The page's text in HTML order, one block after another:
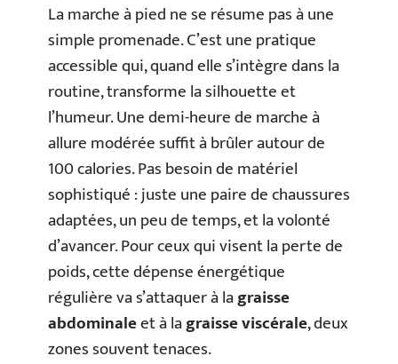
La marche à pied ne se résume pas à une
simple promenade. C’est une pratique
accessible qui, quand elle s’intègre dans la
routine, transforme la silhouette et
l’humeur. Une demi-heure de marche à
allure modérée suffit à brûler autour de
100 calories. Pas besoin de matériel
sophistiqué : juste une paire de chaussures
adaptées, un peu de temps, et la volonté
d’avancer. Pour ceux qui visent la perte de
poids, cette dépense énergétique
régulière va s’attaquer à lagraisse
abdominaleet à lagraisse viscérale, deux
zones souvent tenaces.